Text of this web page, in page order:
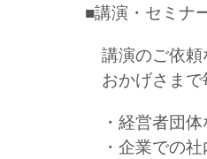
■講演・セミナ
講演のご依頼
おかげさまで
・経営者団体
・企業での社